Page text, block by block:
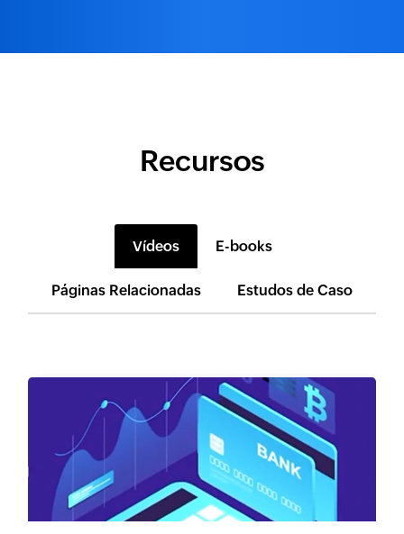
Recursos
Vídeos E-books
Páginas Relacionadas Estudos de Caso